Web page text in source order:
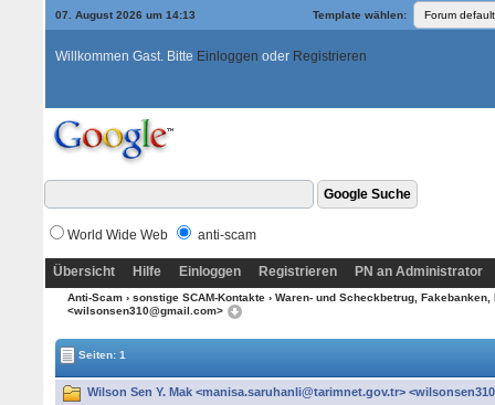
07. August 2026 um 14:13 Template wählen:
Willkommen Gast. Bitte Einloggen oder Registrieren
World Wide Web anti-scam
Übersicht Hilfe Einloggen Registrieren PN an Administrator
Anti-Scam› sonstige SCAM-Kontakte› Waren- und Scheckbetrug,
<wilsonsen310@gmail.com>
Seiten: 1
Wilson Sen Y. Mak <manisa.saruhanli@tarimnet.gov.tr>